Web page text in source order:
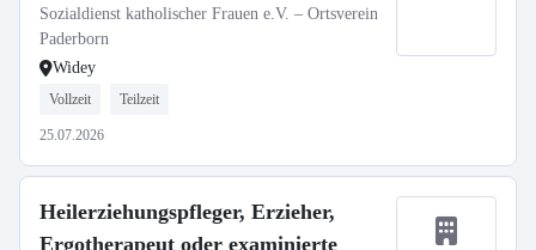
Sozialdienst katholischer Frauen e.V. – Ortsverein
Paderborn
Widey
Vollzeit Teilzeit
25.07.2026
Heilerziehungspfleger, Erzieher,
Ergotherapeut oder examinierte